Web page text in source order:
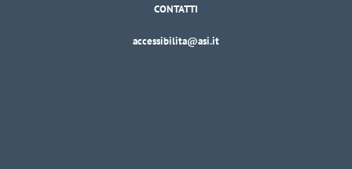
CONTATTI
accessibilita@asi.it